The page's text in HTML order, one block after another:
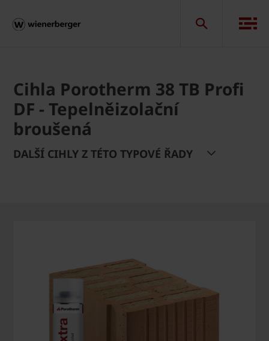
Cihla Porotherm 38 TB Profi
DF - Tepelněizolační
broušená
DALŠÍ CIHLY Z TÉTO TYPOVÉ ŘADY